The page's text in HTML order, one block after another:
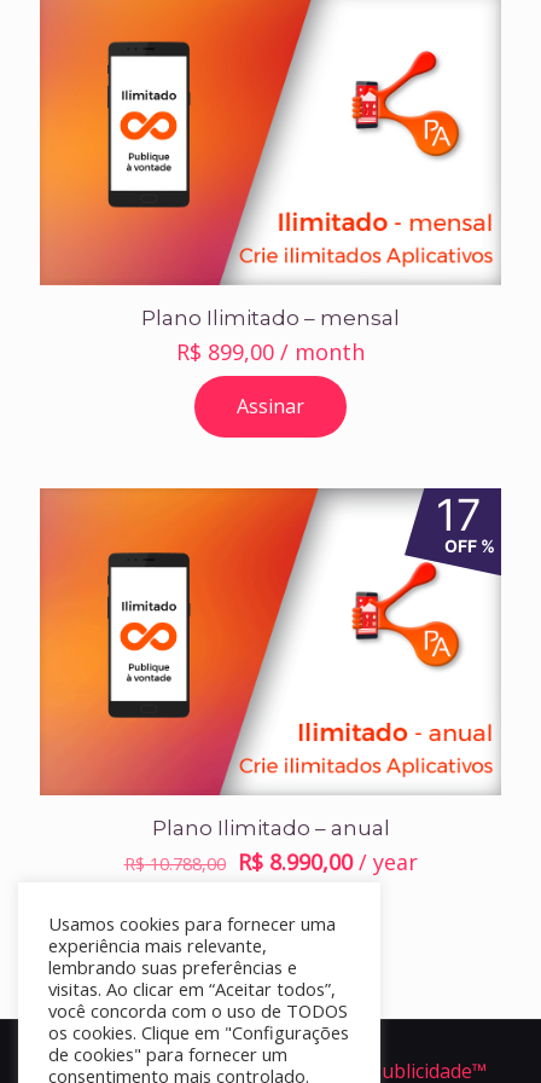
Plano Ilimitado – mensal
R$ 899,00 / month
Assinar
17
OFF %
Plano Ilimitado – anual
R$10.788,00
O
original
era:
R$ 10.788,00.
R$8.990,00O
/ year
Assinar
Portal Apper é um produto da Ofir Publicidade™
Usamos cookies para fornecer uma
experiência mais relevante,
lembrando suas preferências e
visitas. Ao clicar em “Aceitar todos”,
você concorda com o uso de TODOS
os cookies. Clique em "Configurações
de cookies" para fornecer um
consentimento mais controlado.